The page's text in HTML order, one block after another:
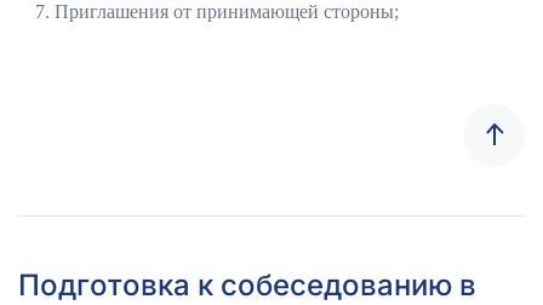
Приглашения от принимающей стороны;
Подготовка к собеседованию в